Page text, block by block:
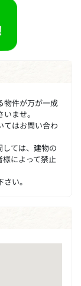
物件が万が一成
ませ。
てはお問い合わ
ては、建物の
によって禁止
い。